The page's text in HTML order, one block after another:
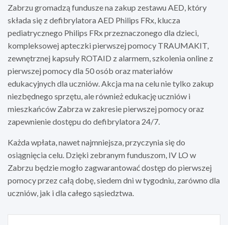
Zabrzu gromadzą fundusze na zakup zestawu AED, który
składa się z defibrylatora AED Philips FRx, klucza
pediatrycznego Philips FRx przeznaczonego dla dzieci,
kompleksowej apteczki pierwszej pomocy TRAUMAKIT,
zewnętrznej kapsuły ROTAID z alarmem, szkolenia online z
pierwszej pomocy dla 50 osób oraz materiałów
edukacyjnych dla uczniów. Akcja ma na celu nie tylko zakup
niezbędnego sprzętu, ale również edukację uczniów i
mieszkańców Zabrza w zakresie pierwszej pomocy oraz
zapewnienie dostępu do defibrylatora 24/7.
Każda wpłata, nawet najmniejsza, przyczynia się do
osiągnięcia celu. Dzięki zebranym funduszom, IV LO w
Zabrzu będzie mogło zagwarantować dostęp do pierwszej
pomocy przez całą dobę, siedem dni w tygodniu, zarówno dla
uczniów, jak i dla całego sąsiedztwa.